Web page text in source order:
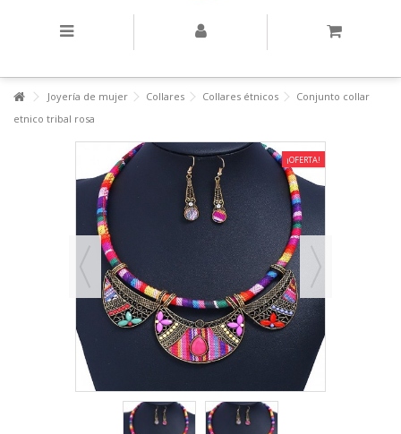
Joyería de mujer Collares Collares étnicos
Conjunto collar
etnico tribal rosa
¡OFERTA!